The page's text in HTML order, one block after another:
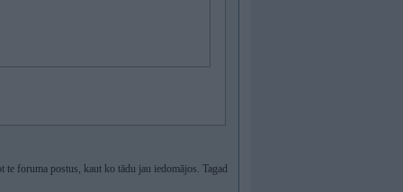
foruma postus, kaut ko tādu jau iedomājos. Tagad